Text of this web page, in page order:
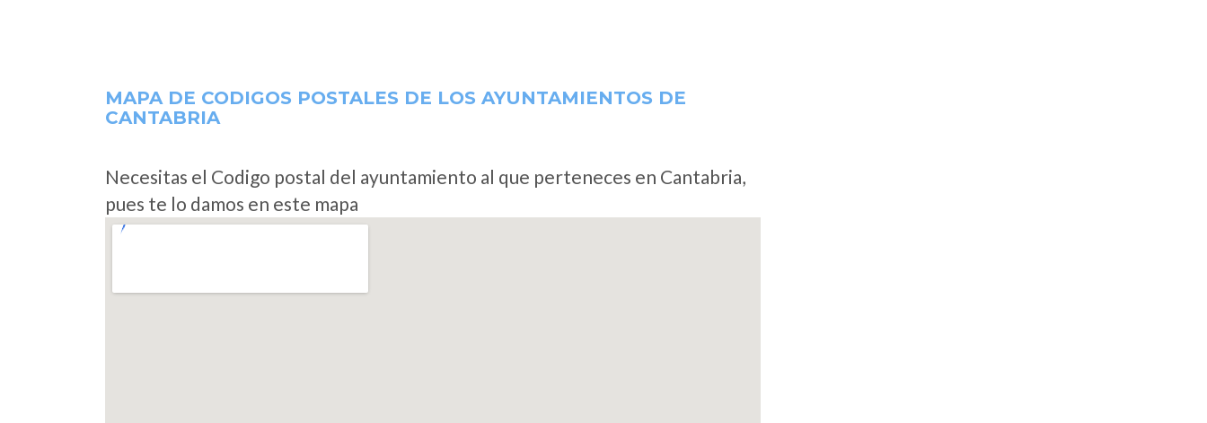
MAPA DE CODIGOS POSTALES DE LOS AYUNTAMIENTOS DE
CANTABRIA
Necesitas el Codigo postal del ayuntamiento al que perteneces en Cantabria,
pues te lo damos en este mapa